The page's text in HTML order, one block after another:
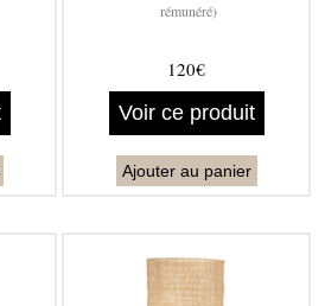
rémunéré)
120€
Voir ce produit
Ajouter au panier